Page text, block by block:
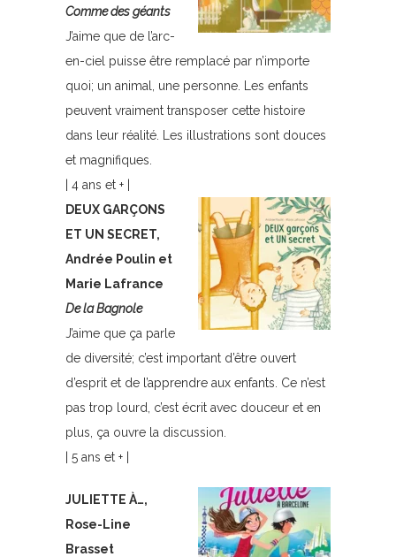
Comme des géants
J’aime que de l’arc-
en-ciel puisse être remplacé par n’importe
quoi; un animal, une personne. Les enfants
peuvent vraiment transposer cette histoire
dans leur réalité. Les illustrations sont douces
et magnifiques.
| 4 ans et + |
DEUX GARÇONS
ET UN SECRET,
Andrée Poulin et
Marie Lafrance
De la Bagnole
J’aime que ça parle
de diversité; c’est important d’être ouvert
d’esprit et de l’apprendre aux enfants. Ce n’est
pas trop lourd, c’est écrit avec douceur et en
plus, ça ouvre la discussion.
| 5 ans et + |
JULIETTE À…,
Rose-Line
Brasset